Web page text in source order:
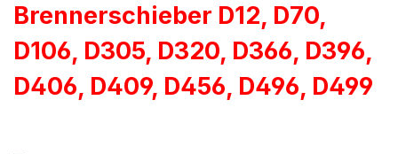
Brennerschieber D12, D70,
D106, D305, D320, D366, D396,
D406, D409, D456, D496, D499